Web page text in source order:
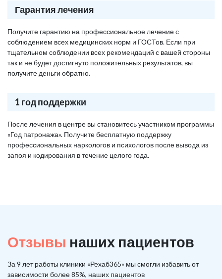
Гарантия лечения
Получите гарантию на профессиональное лечение с
соблюдением всех медицинских норм и ГОСТов. Если при
тщательном соблюдении всех рекомендаций с вашей стороны
так и не будет достигнуто положительных результатов, вы
получите деньги обратно.
1 год поддержки
После лечения в центре вы становитесь участником программы
«Год патронажа». Получите бесплатную поддержку
профессиональных наркологов и психологов после вывода из
запоя и кодирования в течение целого года.
Отзывы наших пациентов
За 9 лет работы клиники «Рехаб365» мы смогли избавить от
зависимости более 85%, наших пациентов